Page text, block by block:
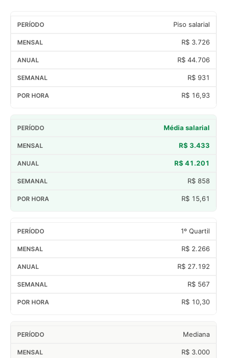
Piso salarial
R$ 3.726
R$ 44.706
R$ 931
R$ 16,93
Média salarial
R$ 3.433
R$ 41.201
R$ 858
R$ 15,61
1º Quartil
R$ 2.266
R$ 27.192
R$ 567
R$ 10,30
Mediana
R$ 3.000